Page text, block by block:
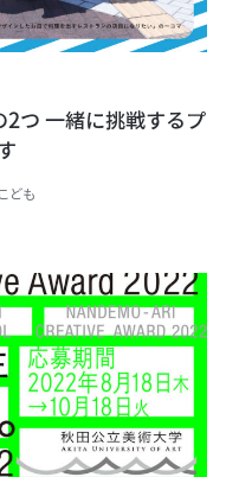
2つ 一緒に挑戦するプ
ども